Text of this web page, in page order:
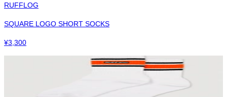
RUFFLOG
SQUARE LOGO SHORT SOCKS
¥3,300